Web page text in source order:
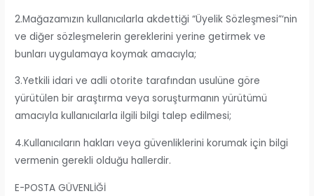
2.Mağazamızın kullanıcılarla akdettiği “Üyelik Sözleşmesi”‘nin
ve diğer sözleşmelerin gereklerini yerine getirmek ve
bunları uygulamaya koymak amacıyla;
3.Yetkili idari ve adli otorite tarafından usulüne göre
yürütülen bir araştırma veya soruşturmanın yürütümü
amacıyla kullanıcılarla ilgili bilgi talep edilmesi;
4.Kullanıcıların hakları veya güvenliklerini korumak için bilgi
vermenin gerekli olduğu hallerdir.
E-POSTA GÜVENLİĞİ